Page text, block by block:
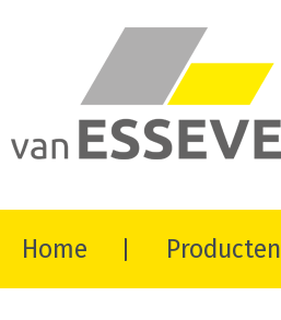
Home Producten